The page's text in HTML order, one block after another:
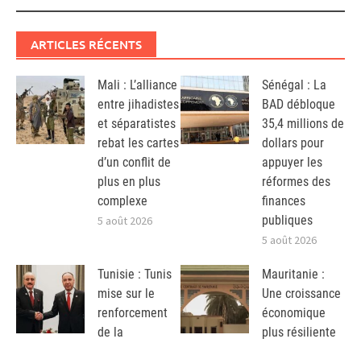
ARTICLES RÉCENTS
Mali : L’alliance
entre jihadistes
et séparatistes
rebat les cartes
d’un conflit de
plus en plus
complexe
5 août 2026
Sénégal : La
BAD débloque
35,4 millions de
dollars pour
appuyer les
réformes des
finances
publiques
5 août 2026
Tunisie : Tunis
mise sur le
renforcement
de la
Mauritanie :
Une croissance
économique
plus résiliente